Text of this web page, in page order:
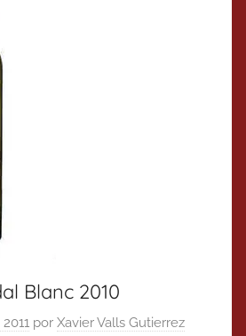
Blanc 2010
por Xavier Valls Gutierrez